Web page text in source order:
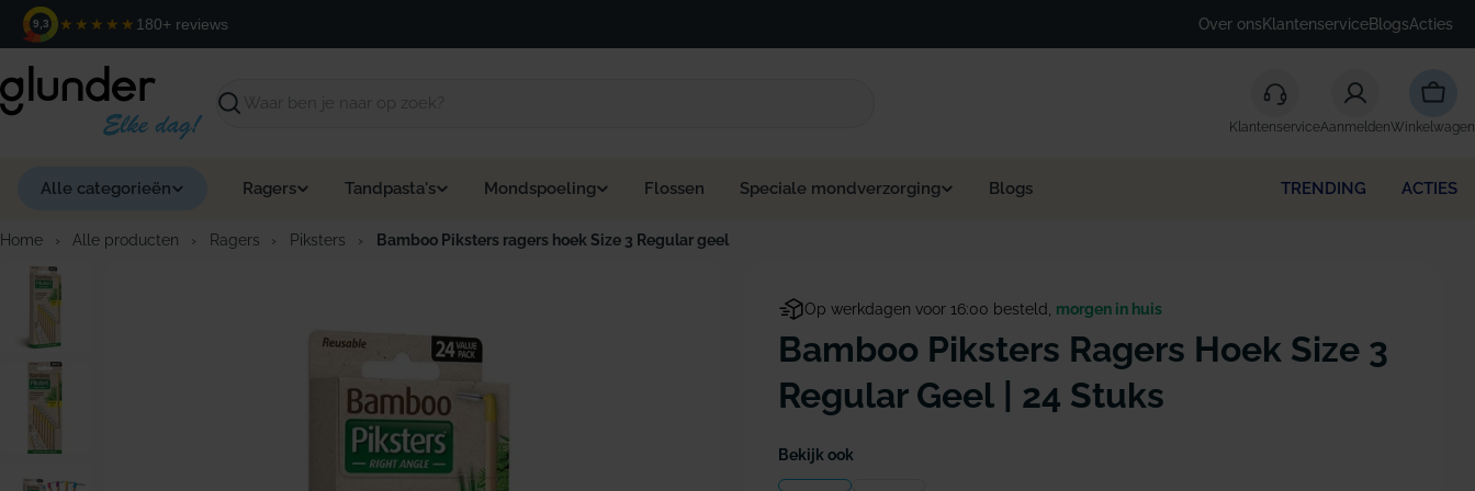
naar
inhoud
9,3 ★★★★★ 180+ reviews Over onsKlantenserviceBlogsActies
Zoeken
KlantenserviceAanmeldenWinkelwagen
Alle categorieën Ragers Tandpasta's Mondspoeling Flossen Speciale mondverzorging Blogs TRENDING ACTIES
Home › Alle producten › Ragers › Piksters › Bamboo Piksters ragers hoek Size 3 Regular geel
Op werkdagen voor 16:00 besteld, morgen in huis
Bamboo Piksters Ragers Hoek Size 3
Regular Geel | 24 Stuks
Bekijk ook